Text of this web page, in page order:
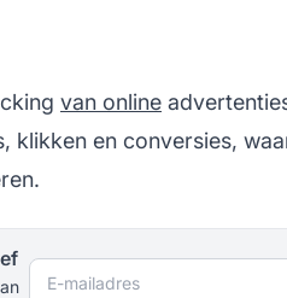
van online
klikken en conversies,
E-mailadres